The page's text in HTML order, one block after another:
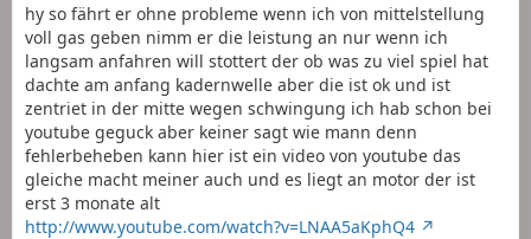
hy so fährt er ohne probleme wenn ich von mittelstellung
voll gas geben nimm er die leistung an nur wenn ich
langsam anfahren will stottert der ob was zu viel spiel hat
dachte am anfang kadernwelle aber die ist ok und ist
zentriet in der mitte wegen schwingung ich hab schon bei
youtube geguck aber keiner sagt wie mann denn
fehlerbeheben kann hier ist ein video von youtube das
gleiche macht meiner auch und es liegt an motor der ist
erst 3 monate alt
http://www.youtube.com/watch?v=LNAA5aKphQ4